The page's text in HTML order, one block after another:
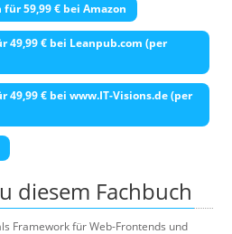
59,99 € bei Amazon
49,99 € bei Leanpub.com (per
49,99 € bei www.IT-Visions.de (per
diesem Fachbuch
Framework für Web-Frontends und